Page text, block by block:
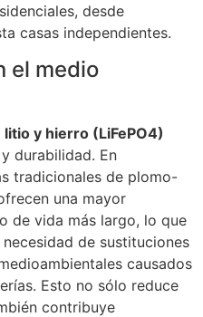
desde
casas independientes.
el medio
litio y hierro (LiFePO4)
durabilidad. En
tradicionales de plomo-
una mayor
de vida más largo, lo que
de sustituciones
causados
Esto no sólo reduce
contribuye